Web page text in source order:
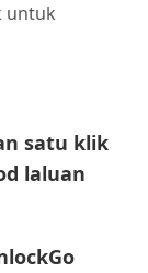
untuk
satu klik
laluan